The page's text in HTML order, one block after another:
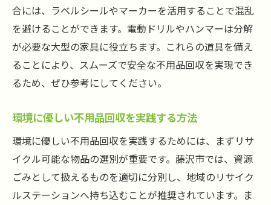
合には、ラベルシールやマーカーを活用することで混乱
を避けることができます。電動ドリルやハンマーは分解
が必要な大型の家具に役立ちます。これらの道具を備え
ることにより、スムーズで安全な不用品回収を実現でき
るため、ぜひ参考にしてください。
環境に優しい不用品回収を実践する方法
環境に優しい不用品回収を実践するためには、まずリサ
イクル可能な物品の選別が重要です。藤沢市では、資源
ごみとして扱えるものを適切に分別し、地域のリサイク
ルステーションへ持ち込むことが推奨されています。ま